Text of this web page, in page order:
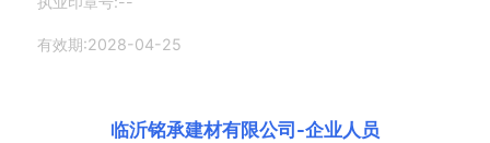
有效期:2028-04-25
临沂铭承建材有限公司 -企业人员